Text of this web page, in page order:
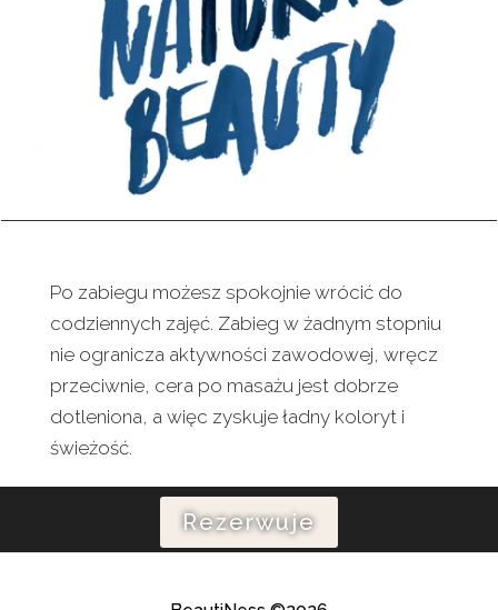
Po zabiegu możesz spokojnie wrócić do
codziennych zajęć. Zabieg w żadnym stopniu
nie ogranicza aktywności zawodowej, wręcz
przeciwnie, cera po masażu jest dobrze
dotleniona, a więc zyskuje ładny koloryt i
świeżość.
Rezerwuje